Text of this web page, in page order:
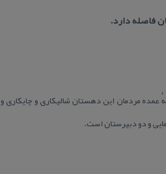
شهرستان فاصله دارد. پیشهٔ عمده مردمان این دهستان شالیكاری و چایكاری و
و دو دبیرستان است.